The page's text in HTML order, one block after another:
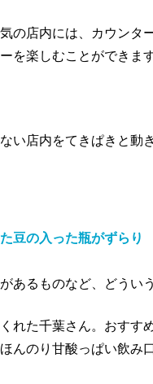
の店内には、カウン
を楽しむことができます
い店内をてきぱきと
豆の入った瓶がずらり
あるものなど、どうい
れた千葉さん。おす
んのり甘酸っぱい飲み